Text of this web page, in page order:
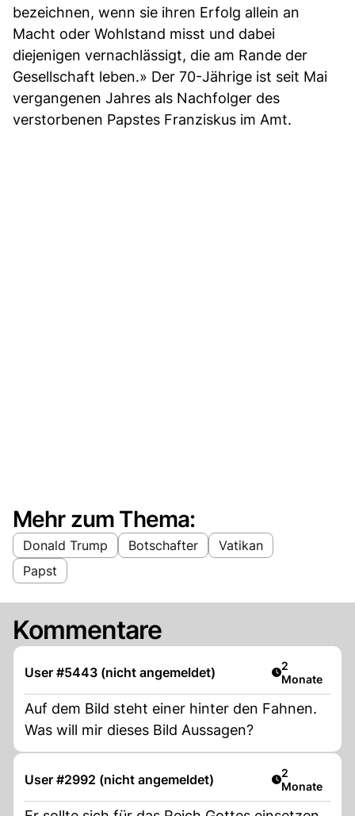
bezeichnen, wenn sie ihren Erfolg allein an
Macht oder Wohlstand misst und dabei
diejenigen vernachlässigt, die am Rande der
Gesellschaft leben.» Der 70-Jährige ist seit Mai
vergangenen Jahres als Nachfolger des
verstorbenen Papstes Franziskus im Amt.
Mehr zum Thema:
Donald Trump Botschafter
Vatikan
Papst
Kommentare
User #5443 (nicht angemeldet) Artikel
2
Monate
Auf dem Bild steht einer hinter den Fahnen.
Was will mir dieses Bild Aussagen?
User #2992 (nicht angemeldet) Artikel
2
Monate